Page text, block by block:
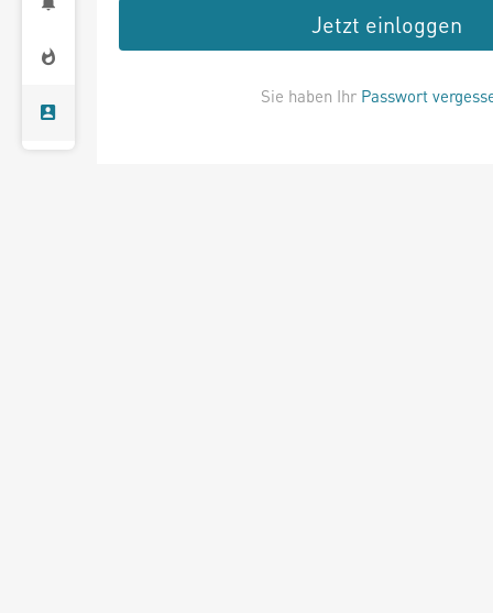
Jetzt einloggen
Sie haben Ihr Passwort